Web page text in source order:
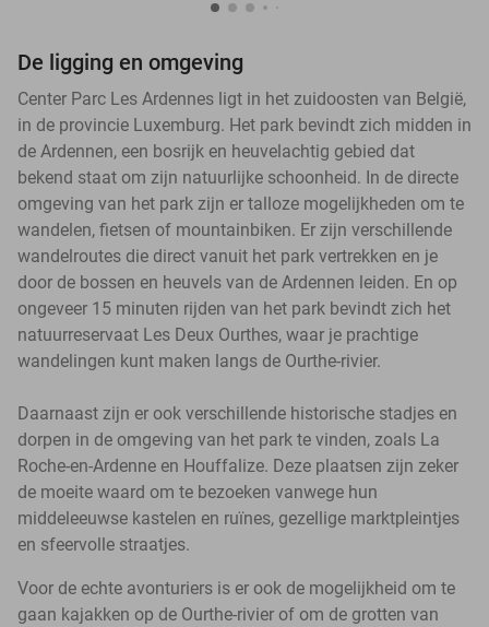
De ligging en omgeving
Center Parc Les Ardennes ligt in het zuidoosten van België,
in de provincie Luxemburg. Het park bevindt zich midden in
de Ardennen, een bosrijk en heuvelachtig gebied dat
bekend staat om zijn natuurlijke schoonheid. In de directe
omgeving van het park zijn er talloze mogelijkheden om te
wandelen, fietsen of mountainbiken. Er zijn verschillende
wandelroutes die direct vanuit het park vertrekken en je
door de bossen en heuvels van de Ardennen leiden. En op
ongeveer 15 minuten rijden van het park bevindt zich het
natuurreservaat Les Deux Ourthes, waar je prachtige
wandelingen kunt maken langs de Ourthe-rivier.
Daarnaast zijn er ook verschillende historische stadjes en
dorpen in de omgeving van het park te vinden, zoals La
Roche-en-Ardenne en Houffalize. Deze plaatsen zijn zeker
de moeite waard om te bezoeken vanwege hun
middeleeuwse kastelen en ruïnes, gezellige marktpleintjes
en sfeervolle straatjes.
Voor de echte avonturiers is er ook de mogelijkheid om te
gaan kajakken op de Ourthe-rivier of om de grotten van